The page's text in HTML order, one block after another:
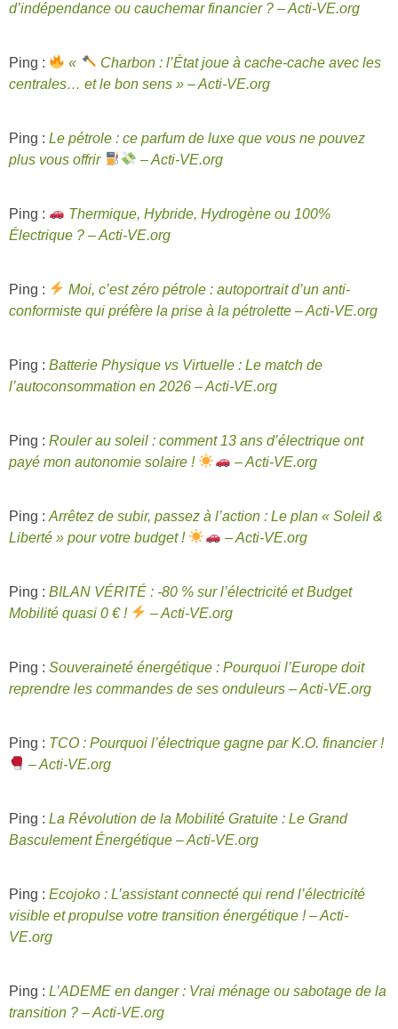
d’indépendance ou cauchemar financier ? – Acti-VE.org
Ping : «
Charbon : l’État joue à cache-cache avec les
centrales… et le bon sens » – Acti-VE.org
Ping : Le pétrole : ce parfum de luxe que vous ne pouvez
plus vous offrir
– Acti-VE.org
Ping :
Thermique, Hybride, Hydrogène ou 100%
Électrique ? – Acti-VE.org
Ping :
Moi, c’est zéro pétrole : autoportrait d’un anti-
conformiste qui préfère la prise à la pétrolette – Acti-VE.org
Ping : Batterie Physique vs Virtuelle : Le match de
l’autoconsommation en 2026 – Acti-VE.org
Ping : Rouler au soleil : comment 13 ans d’électrique ont
payé mon autonomie solaire !
– Acti-VE.org
Ping : Arrêtez de subir, passez à l’action : Le plan « Soleil &
Liberté » pour votre budget !
– Acti-VE.org
Ping : BILAN VÉRITÉ : -80 % sur l’électricité et Budget
Mobilité quasi 0 € !
– Acti-VE.org
Ping : Souveraineté énergétique : Pourquoi l’Europe doit
reprendre les commandes de ses onduleurs – Acti-VE.org
Ping : TCO : Pourquoi l’électrique gagne par K.O. financier !
– Acti-VE.org
Ping : La Révolution de la Mobilité Gratuite : Le Grand
Basculement Énergétique – Acti-VE.org
Ping : Ecojoko : L’assistant connecté qui rend l’électricité
visible et propulse votre transition énergétique ! – Acti-
VE.org
Ping : L’ADEME en danger : Vrai ménage ou sabotage de la
transition ? – Acti-VE.org